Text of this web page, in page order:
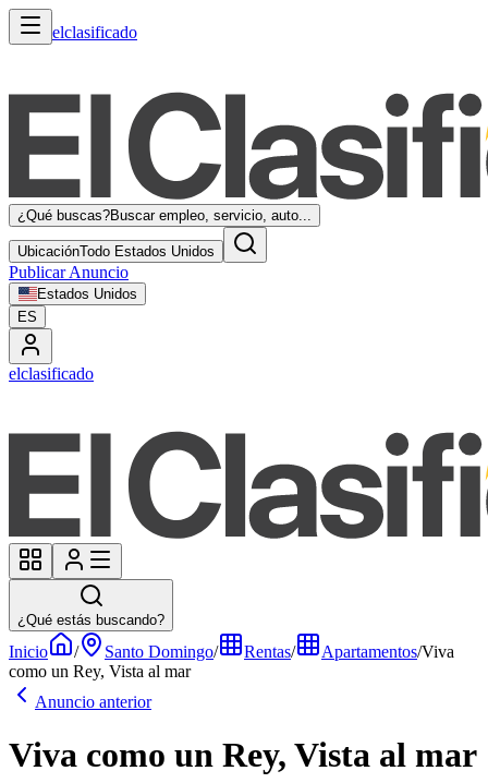
elclasificado
¿Qué buscas?Buscar empleo, servicio, auto...
UbicaciónTodo Estados Unidos
Publicar Anuncio
Estados Unidos
ES
elclasificado
¿Qué estás buscando?
Inicio / Santo Domingo/ Rentas/ Apartamentos/Viva
como un Rey, Vista al mar
Anuncio anterior
Viva como un Rey, Vista al mar